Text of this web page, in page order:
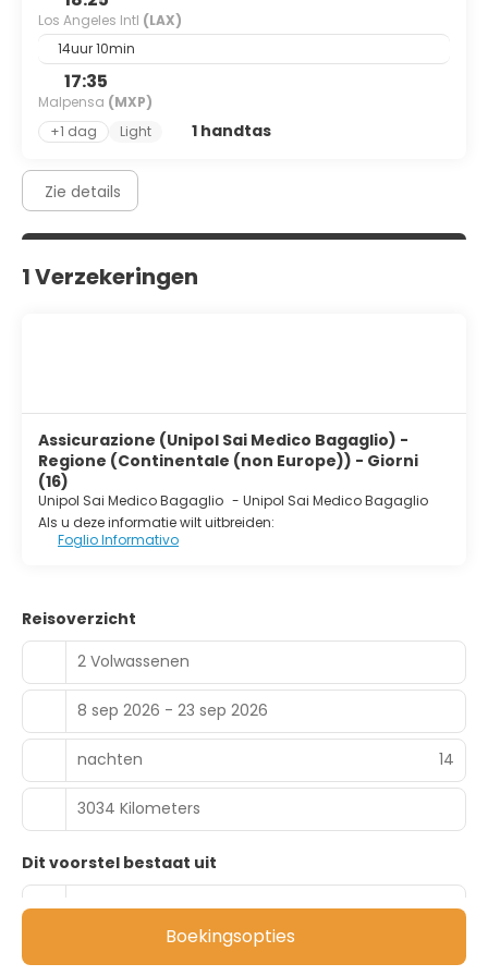
Boekingsopties
Los Angeles Intl (LAX)
14uur 10min
17:35
Malpensa (MXP)
+1 dag
Light 1 handtas
Zie details
1 Verzekeringen
Assicurazione (Unipol Sai Medico Bagaglio) -
Regione (Continentale (non Europe)) - Giorni
(16)
Unipol Sai Medico Bagaglio - Unipol Sai Medico Bagaglio
Als u deze informatie wilt uitbreiden:
Foglio Informativo
Reisoverzicht
2 Volwassenen
8 sep 2026 - 23 sep 2026
nachten 14
3034 Kilometers
Dit voorstel bestaat uit
Bestemmingen
9